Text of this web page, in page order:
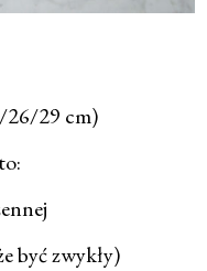
26/29 cm)
być zwykły)